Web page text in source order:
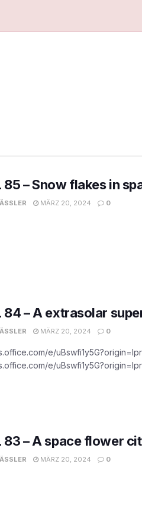
85 – Snow flakes in
MÄRZ 20, 2024 0
84 – A extrasolar
MÄRZ 20, 2024 0
e/
e/
83 – A space flower
MÄRZ 20, 2024 0